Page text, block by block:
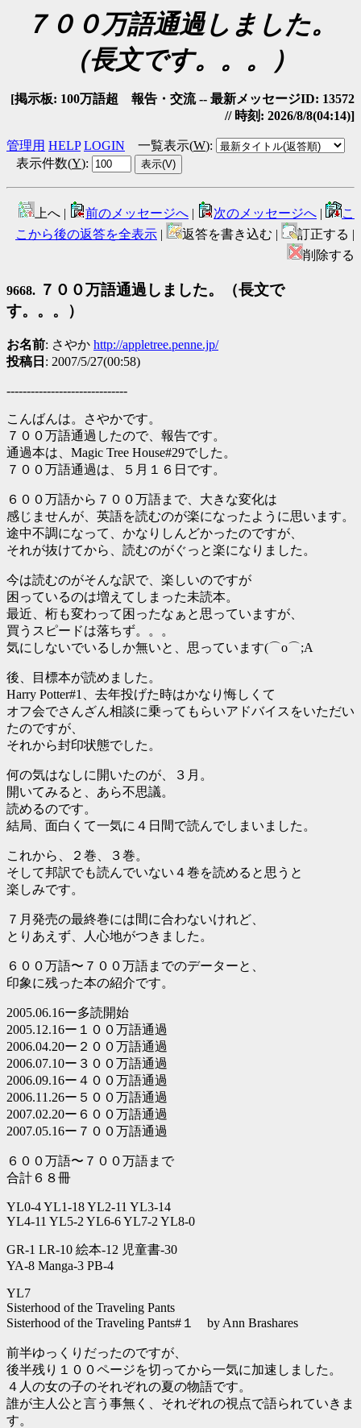
７００万語通過しました。
（長文です。。。）
[掲示板: 100万語超 報告・交流 -- 最新メッセージID: 13572
// 時刻: 2026/8/8(04:14)]
管理用 HELP LOGIN 一覧表示(W):
表示件数(Y):
上へ | 前のメッセージへ | 次のメッセージへ |
こ
こから後の返答を全表示 | 返答を書き込む |
訂正する |
削除する
9668. ７００万語通過しました。（長文で
す。。。）
お名前: さやか http://appletree.penne.jp/
投稿日 : 2007/5/27(00:58)
------------------------------
こんばんは。さやかです。
７００万語通過したので、報告です。
通過本は、Magic Tree House#29でした。
７００万語通過は、５月１６日です。
６００万語から７００万語まで、大きな変化は
感じませんが、英語を読むのが楽になったように思います。
途中不調になって、かなりしんどかったのですが、
それが抜けてから、読むのがぐっと楽になりました。
今は読むのがそんな訳で、楽しいのですが
困っているのは増えてしまった未読本。
最近、桁も変わって困ったなぁと思っていますが、
買うスピードは落ちず。。。
気にしないでいるしか無いと、思っています(⌒o⌒;A
後、目標本が読めました。
Harry Potter#1、去年投げた時はかなり悔しくて
オフ会でさんざん相談に乗ってもらいアドバイスをいただい
たのですが、
それから封印状態でした。
何の気はなしに開いたのが、３月。
開いてみると、あら不思議。
読めるのです。
結局、面白くて一気に４日間で読んでしまいました。
これから、２巻、３巻。
そして邦訳でも読んでいない４巻を読めると思うと
楽しみです。
７月発売の最終巻には間に合わないけれど、
とりあえず、人心地がつきました。
６００万語〜７００万語までのデーターと、
印象に残った本の紹介です。
2005.06.16ー多読開始
2005.12.16ー１００万語通過
2006.04.20ー２００万語通過
2006.07.10ー３００万語通過
2006.09.16ー４００万語通過
2006.11.26ー５００万語通過
2007.02.20ー６００万語通過
2007.05.16ー７００万語通過
６００万語〜７００万語まで
合計６８冊
YL0-4 YL1-18 YL2-11 YL3-14
YL4-11 YL5-2 YL6-6 YL7-2 YL8-0
GR-1 LR-10 絵本-12 児童書-30
YA-8 Manga-3 PB-4
YL7
Sisterhood of the Traveling Pants
Sisterhood of the Traveling Pants#１ by Ann Brashares
前半ゆっくりだったのですが、
後半残り１００ページを切ってから一気に加速しました。
４人の女の子のそれぞれの夏の物語です。
誰が主人公と言う事無く、それぞれの視点で語られていきま
す。